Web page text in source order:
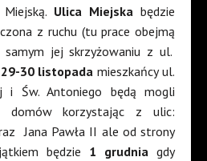
Ulica Miejska będzie
z ruchu (tu prace obejmą
jej skrzyżowaniu z ul.
29-30 listopada mieszkańcy ul.
i Św. Antoniego będą mogli
domów korzystając z ulic:
Jana Pawła II ale od strony
będzie 1 grudnia gdy